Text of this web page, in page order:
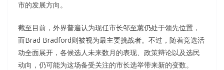
市的发展方向。
截至目前，外界普遍认为现任市长邹至蕙仍处于领先位置，
而Brad Bradford则被视为最主要挑战者。不过，随着竞选活
动全面展开，各候选人未来数月的表现、政策辩论以及选民
动向，仍可能为这场备受关注的市长选举带来新的变数。